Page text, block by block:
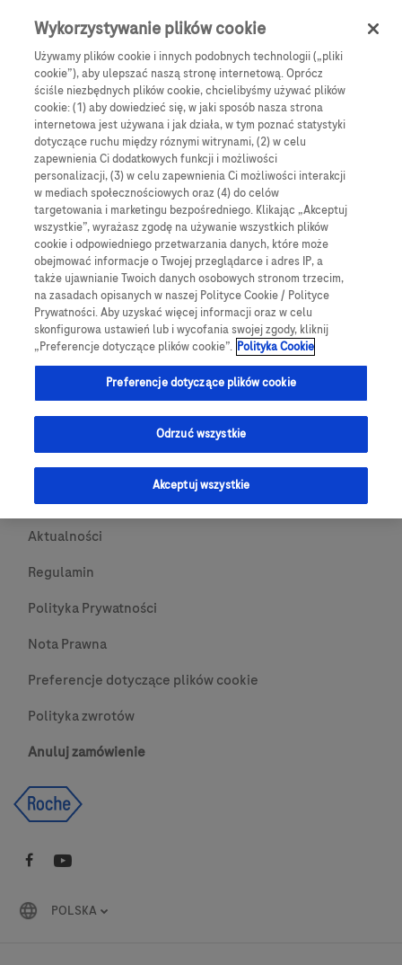
Skip to main content Menu
Products Articles
We are sorry, but no results were found for:
Globalne Strony Internetowe
Global Roche
Platforma Accu-Chek Care
Global Roche Diabetologia
Wszystkie lokalizacje
Skontaktuj się z nami
O nas
Aktualności
Regulamin
Polityka Prywatności
Nota Prawna
Preferencje dotyczące plików cookie
Polityka zwrotów
Anuluj zamówienie
POLSKA
Wykorzystywanie plików cookie
Używamy plików cookie i innych podobnych technologii („pliki
cookie”), aby ulepszać naszą stronę internetową. Oprócz
ściśle niezbędnych plików cookie, chcielibyśmy używać plików
cookie: (1) aby dowiedzieć się, w jaki sposób nasza strona
internetowa jest używana i jak działa, w tym poznać statystyki
dotyczące ruchu między róznymi witrynami, (2) w celu
zapewnienia Ci dodatkowych funkcji i możliwości
personalizacji, (3) w celu zapewnienia Ci możliwości interakcji
w mediach społecznościowych oraz (4) do celów
targetowania i marketingu bezpośredniego. Klikając „Akceptuj
wszystkie”, wyrażasz zgodę na używanie wszystkich plików
cookie i odpowiedniego przetwarzania danych, które może
obejmować informacje o Twojej przeglądarce i adres IP, a
także ujawnianie Twoich danych osobowych stronom trzecim,
na zasadach opisanych w naszej Polityce Cookie / Polityce
Prywatności. Aby uzyskać więcej informacji oraz w celu
skonfigurowa ustawień lub i wycofania swojej zgody, kliknij
„Preferencje dotyczące plików cookie”. Polityka Cookie
Preferencje dotyczące plików cookie
Odrzuć wszystkie
Akceptuj wszystkie